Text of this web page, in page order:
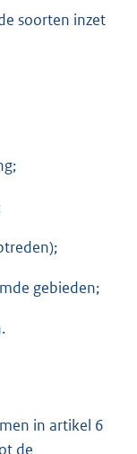
soorten inzet
gebieden;
in artikel 6
de